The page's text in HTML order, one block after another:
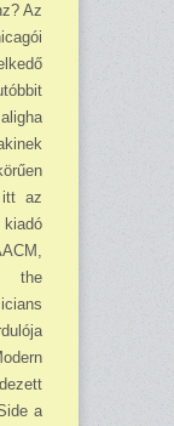
Az
itt az
the
a